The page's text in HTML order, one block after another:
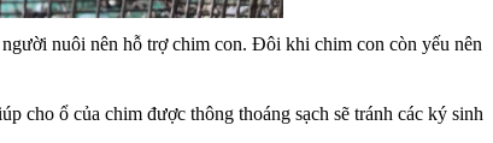
nuôi nên hỗ trợ chim con. Đôi khi chim con còn yếu nên
cho ổ của chim được thông thoáng sạch sẽ tránh các ký sinh